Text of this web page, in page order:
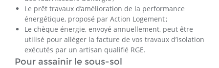
Le prêt travaux d’amélioration de la performance
énergétique, proposé par Action Logement ;
Le chèque énergie, envoyé annuellement, peut être
utilisé pour alléger la facture de vos travaux d’isolation
exécutés par un artisan qualifié RGE.
Pour assainir le sous-sol